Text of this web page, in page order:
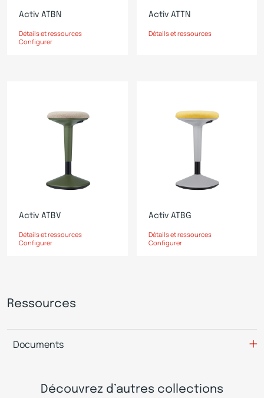
Activ ATBN
Détails et ressources
Configurer
Activ ATTN
Détails et ressources
Activ ATBV
Détails et ressources
Configurer
Activ ATBG
Détails et ressources
Configurer
Ressources
Documents
Découvrez d’autres collections